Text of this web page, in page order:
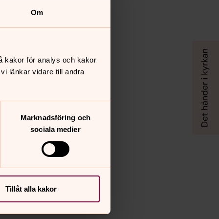
Om
kakor för analys och kakor
länkar vidare till andra
Marknadsföring och
sociala medier
Tillåt alla kakor